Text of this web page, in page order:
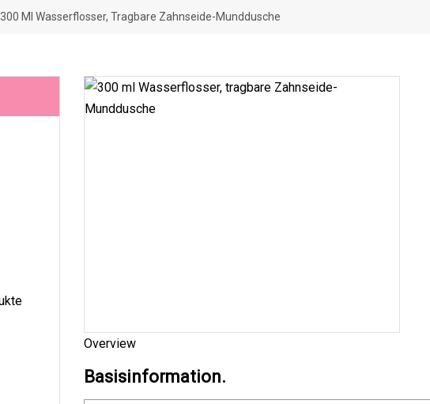
300 Ml Wasserflosser, Tragbare Zahnseide-Munddusche
Overview
Basisinformation.